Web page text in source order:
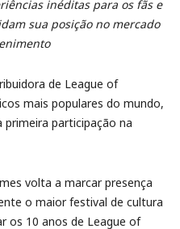
inéditas para os fãs e
sua posição no mercado
de League of
mais populares do mundo,
participação na
volta a marcar presença
o maior festival de cultura
os 10 anos de League of